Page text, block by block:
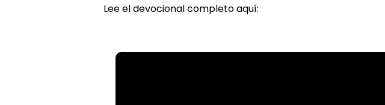
Lee el devocional completo aquí: